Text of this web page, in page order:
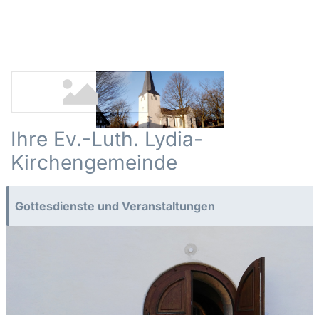
Ihre Ev.-Luth. Lydia-
Kirchengemeinde
Gottesdienste und Veranstaltungen